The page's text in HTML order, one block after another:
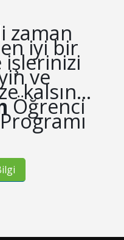
zaman
iyi bir
ve
kalsın...
Öğrenci